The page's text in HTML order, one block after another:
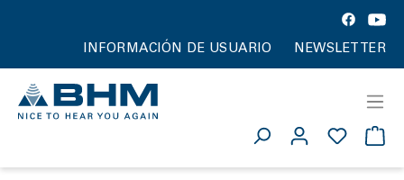
INFORMACIÓN DE USUARIO NEWSLETTER